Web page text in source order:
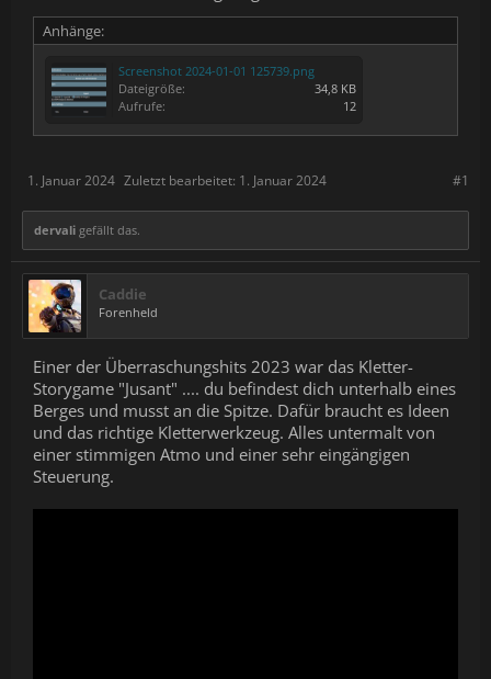
Anhänge:
Screenshot 2024-01-01 125739.png
Dateigröße:
34,8 KB
Aufrufe:
12
#1
1. Januar 2024 Zuletzt bearbeitet: 1. Januar 2024
dervali gefällt das.
Caddie
Forenheld
Einer der Überraschungshits 2023 war das Kletter-
Storygame "Jusant" .... du befindest dich unterhalb eines
Berges und musst an die Spitze. Dafür braucht es Ideen
und das richtige Kletterwerkzeug. Alles untermalt von
einer stimmigen Atmo und einer sehr eingängigen
Steuerung.